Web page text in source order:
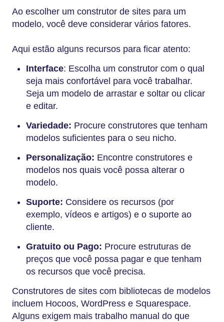
Ao escolher um construtor de sites para um
modelo, você deve considerar vários fatores.
Aqui estão alguns recursos para ficar atento:
Interface: Escolha um construtor com o qual
seja mais confortável para você trabalhar.
Seja um modelo de arrastar e soltar ou clicar
e editar.
Variedade: Procure construtores que tenham
modelos suficientes para o seu nicho.
Personalização: Encontre construtores e
modelos nos quais você possa alterar o
modelo.
Suporte: Considere os recursos (por
exemplo, vídeos e artigos) e o suporte ao
cliente.
Gratuito ou Pago: Procure estruturas de
preços que você possa pagar e que tenham
os recursos que você precisa.
Construtores de sites com bibliotecas de modelos
incluem Hocoos, WordPress e Squarespace.
Alguns exigem mais trabalho manual do que